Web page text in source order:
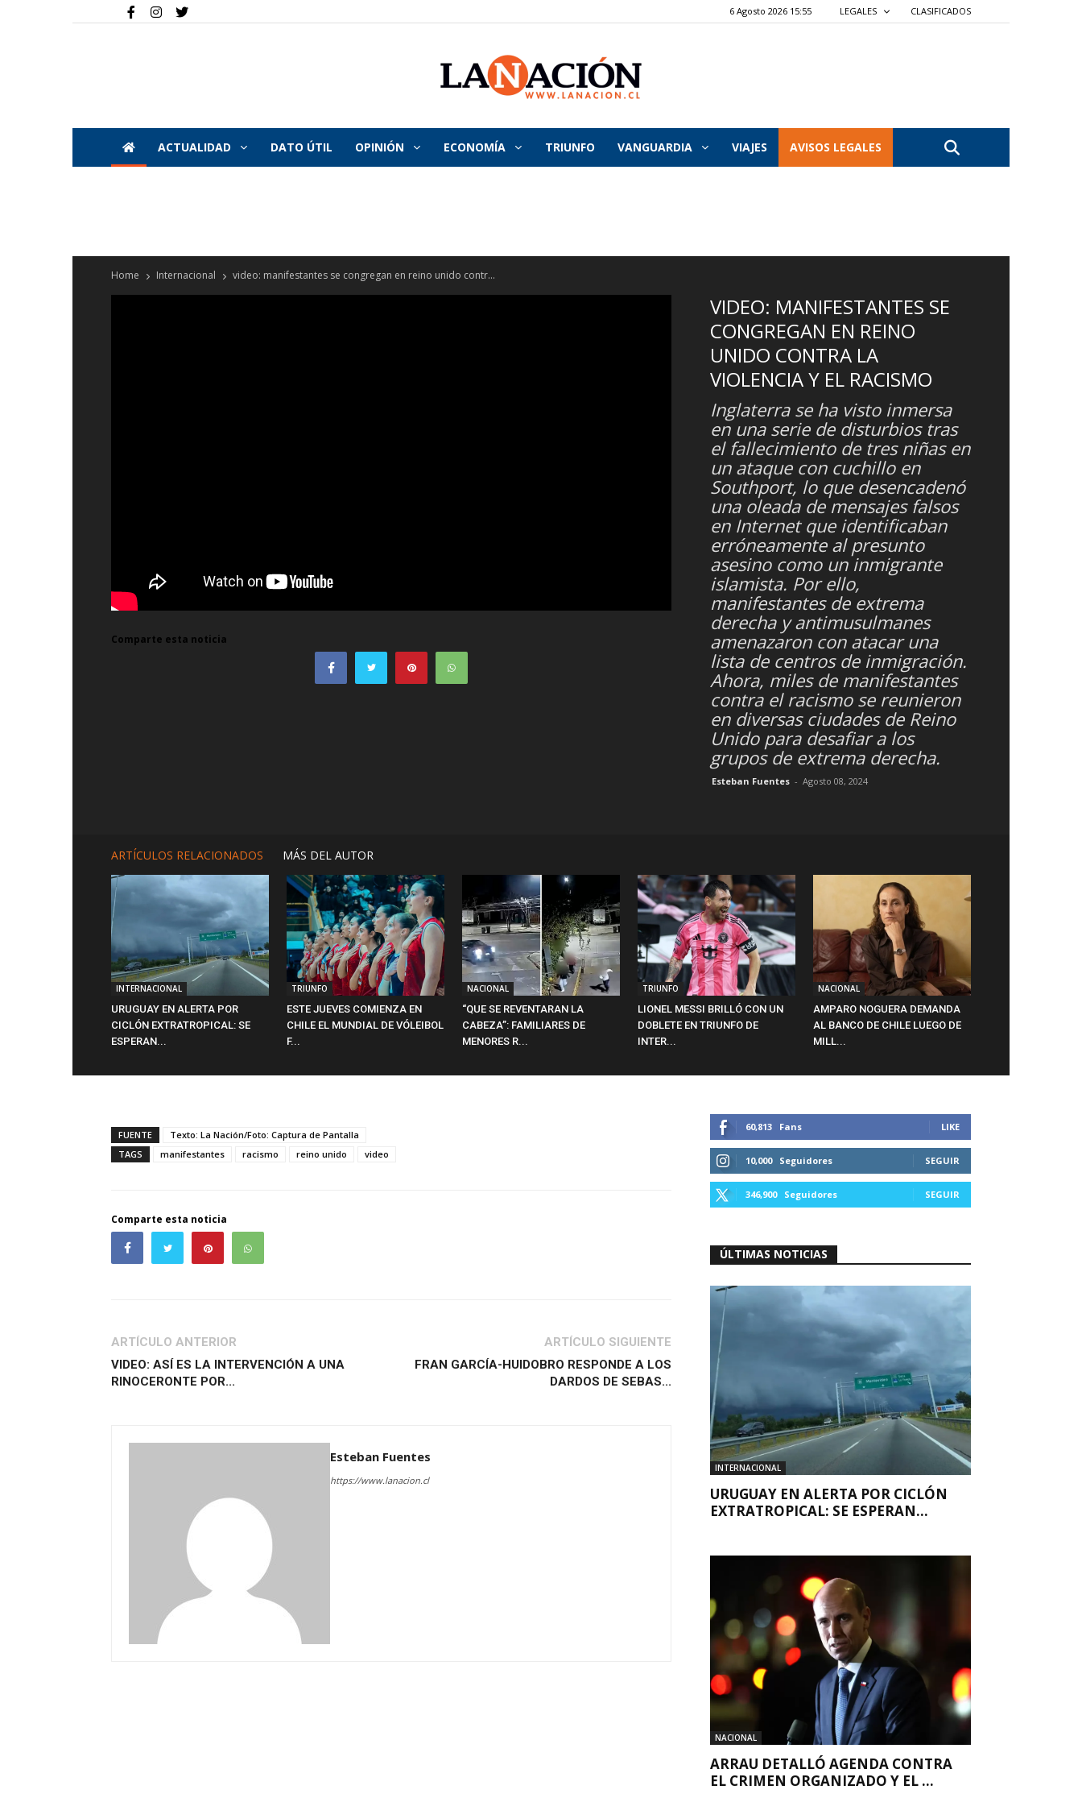
6 Agosto 2026 15:55 LEGALES CLASIFICADOS
La
Nación
ACTUALIDAD DATO ÚTIL OPINIÓN ECONOMÍA TRIUNFO VANGUARDIA VIAJES AVISOS LEGALES
Home Internacional video: manifestantes se congregan en reino unido contr...
VIDEO: MANIFESTANTES SE
CONGREGAN EN REINO
UNIDO CONTRA LA
VIOLENCIA Y EL RACISMO
Inglaterra se ha visto inmersa
en una serie de disturbios tras
el fallecimiento de tres niñas en
un ataque con cuchillo en
Southport, lo que desencadenó
una oleada de mensajes falsos
en Internet que identificaban
erróneamente al presunto
asesino como un inmigrante
islamista. Por ello,
manifestantes de extrema
derecha y antimusulmanes
amenazaron con atacar una
lista de centros de inmigración.
Ahora, miles de manifestantes
contra el racismo se reunieron
en diversas ciudades de Reino
Unido para desafiar a los
grupos de extrema derecha.
Esteban Fuentes - Agosto 08, 2024
Comparte esta noticia
ARTÍCULOS RELACIONADOS MÁS DEL AUTOR
INTERNACIONAL
URUGUAY EN ALERTA POR
CICLÓN EXTRATROPICAL: SE
ESPERAN...
TRIUNFO
ESTE JUEVES COMIENZA EN
CHILE EL MUNDIAL DE VÓLEIBOL
F...
NACIONAL
“QUE SE REVENTARAN LA
CABEZA”: FAMILIARES DE
MENORES R...
TRIUNFO
LIONEL MESSI BRILLÓ CON UN
DOBLETE EN TRIUNFO DE
INTER...
NACIONAL
AMPARO NOGUERA DEMANDA
AL BANCO DE CHILE LUEGO DE
MILL...
FUENTE
Texto: La Nación/Foto: Captura de Pantalla
TAGS
manifestantes racismo reino unido video
Comparte esta noticia
ARTÍCULO ANTERIOR
VIDEO: ASÍ ES LA INTERVENCIÓN A UNA
RINOCERONTE POR...
ARTÍCULO SIGUIENTE
FRAN GARCÍA-HUIDOBRO RESPONDE A LOS
DARDOS DE SEBAS...
Esteban Fuentes
https://www.lanacion.cl
60,813 Fans LIKE
10,000 Seguidores SEGUIR
346,900 Seguidores SEGUIR
ÚLTIMAS NOTICIAS
INTERNACIONAL
URUGUAY EN ALERTA POR CICLÓN
EXTRATROPICAL: SE ESPERAN...
NACIONAL
ARRAU DETALLÓ AGENDA CONTRA
EL CRIMEN ORGANIZADO Y EL ...